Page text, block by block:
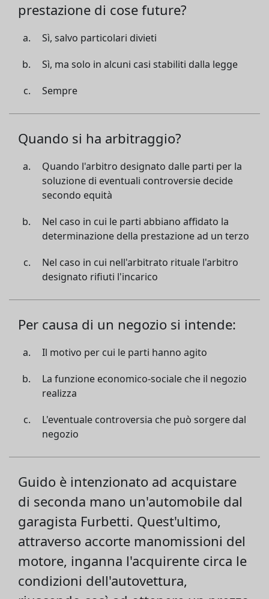
prestazione di cose future?
Sì, salvo particolari divieti
Sì, ma solo in alcuni casi stabiliti dalla legge
Sempre
Quando si ha arbitraggio?
Quando l'arbitro designato dalle parti per la
soluzione di eventuali controversie decide
secondo equità
Nel caso in cui le parti abbiano affidato la
determinazione della prestazione ad un terzo
Nel caso in cui nell'arbitrato rituale l'arbitro
designato rifiuti l'incarico
Per causa di un negozio si intende:
Il motivo per cui le parti hanno agito
La funzione economico-sociale che il negozio
realizza
L'eventuale controversia che può sorgere dal
negozio
Guido è intenzionato ad acquistare
di seconda mano un'automobile dal
garagista Furbetti. Quest'ultimo,
attraverso accorte manomissioni del
motore, inganna l'acquirente circa le
condizioni dell'autovettura,